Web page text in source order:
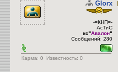
Glorx
-=КНП=-
АсТиС
кс"Авалон"
Сообщений: 280
Карма: 0 Известность: 0